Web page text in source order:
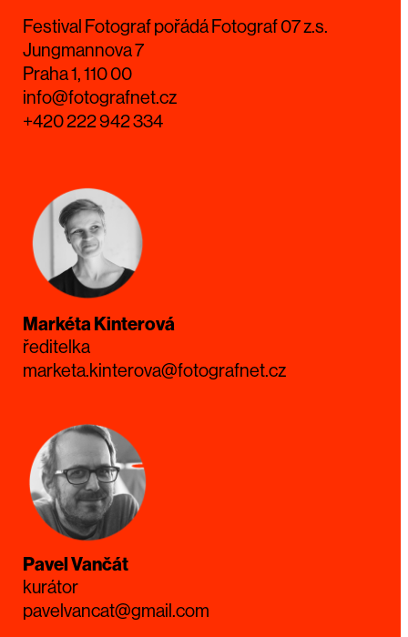
Festival Fotograf pořádá Fotograf 07 z.s.
Jungmannova 7
Praha 1, 110 00
info@fotografnet.cz
+420 222 942 334
Markéta Kinterová
ředitelka
marketa.kinterova@fotografnet.cz
Pavel Vančát
kurátor
pavelvancat@gmail.com